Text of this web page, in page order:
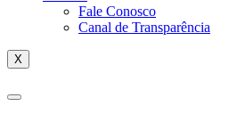
Fale Conosco
Canal de Transparência
X